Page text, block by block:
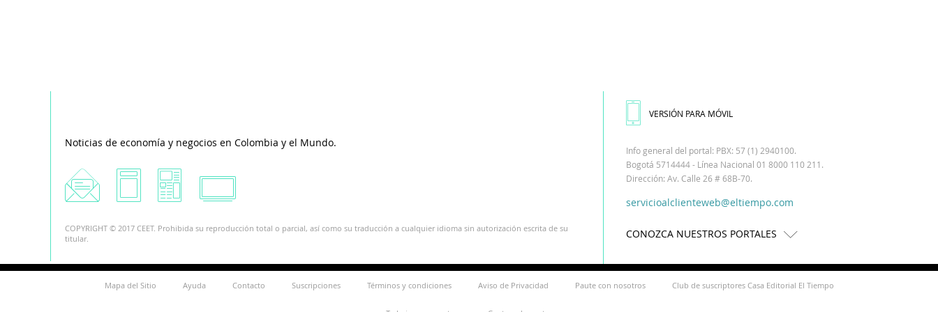
Noticias de economía y negocios en Colombia y el Mundo.
COPYRIGHT © 2017 CEET. Prohibida su reproducción total o parcial, así como su traducción a cualquier idioma sin autorización escrita de su
titular.
VERSIÓN PARA MÓVIL
Info general del portal: PBX: 57 (1) 2940100.
Bogotá 5714444 - Línea Nacional 01 8000 110 211.
Dirección: Av. Calle 26 # 68B-70.
servicioalclienteweb@eltiempo.com
CONOZCA NUESTROS PORTALES
Mapa del Sitio Ayuda Contacto Suscripciones Términos y condiciones Aviso de Privacidad Paute con nosotros Club de suscriptores Casa Editorial El Tiempo